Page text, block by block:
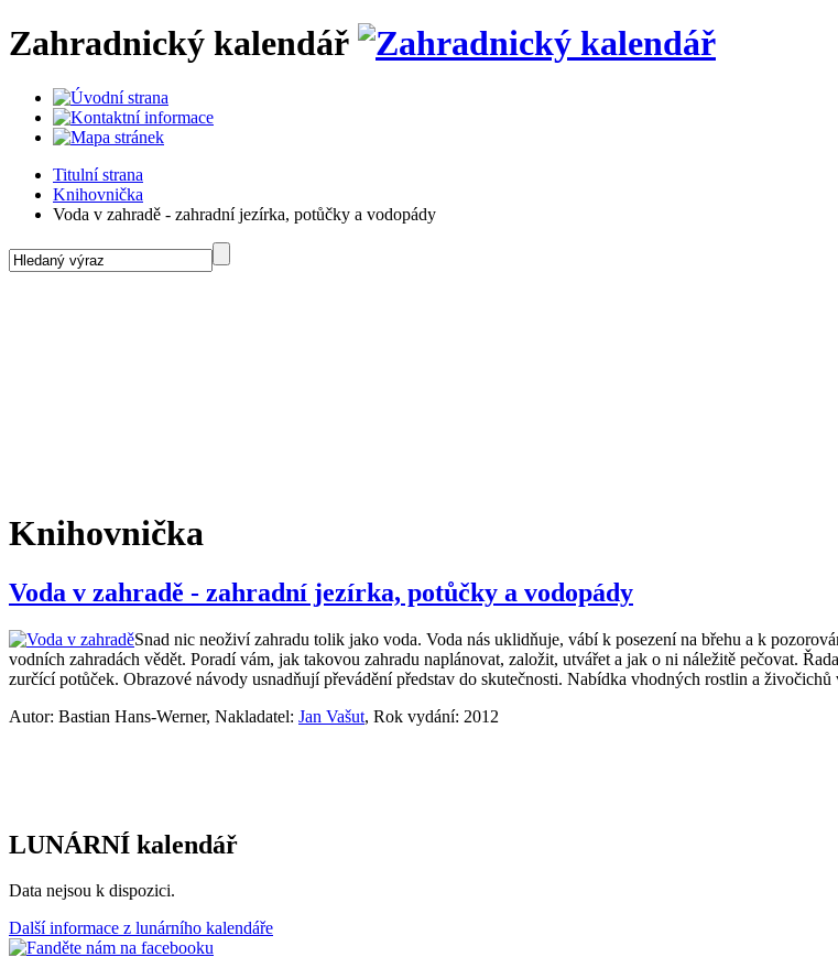
Zahradnický kalendář
Titulní strana
Knihovnička
Voda v zahradě - zahradní jezírka, potůčky a vodopády
Knihovnička
Voda v zahradě - zahradní jezírka, potůčky a vodopády
Snad nic neoživí zahradu tolik jako voda. Voda nás uklidňuje, vábí k posezení na břehu a k
vodních zahradách vědět. Poradí vám, jak takovou zahradu naplánovat, založit, utvářet a jak o ni náležitě pečovat.
zurčící potůček. Obrazové návody usnadňují převádění představ do skutečnosti. Nabídka vhodných rostlin a
Autor: Bastian Hans-Werner, Nakladatel: Jan Vašut, Rok vydání: 2012
LUNÁRNÍ kalendář
Data nejsou k dispozici.
Další informace z lunárního kalendáře